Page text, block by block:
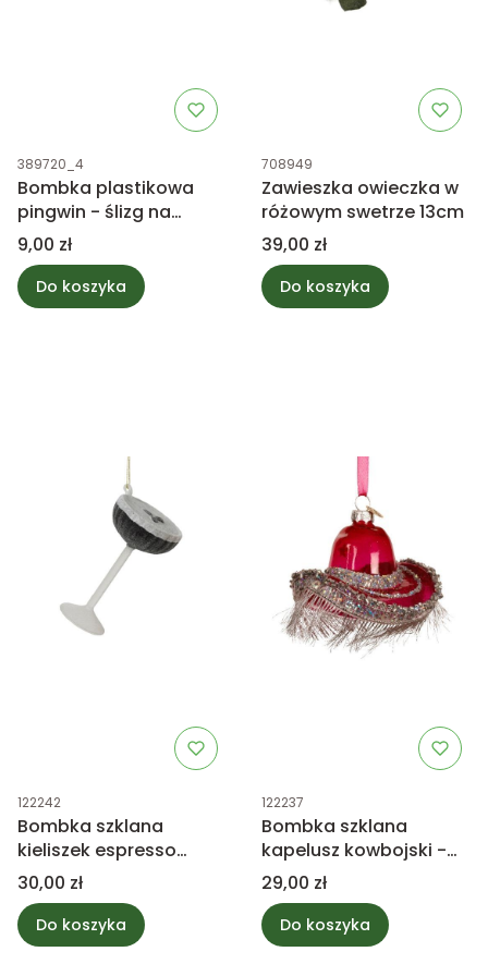
Kod produktu
389720_4
Bombka plastikowa
pingwin - ślizg na
brzuszku 8,6cm
Cena
9,00 zł
Do koszyka
Kod produktu
708949
Zawieszka owieczka w
różowym swetrze 13cm
Cena
39,00 zł
Do koszyka
Kod produktu
122242
Bombka szklana
kieliszek espresso
martini 11,5cm
Cena
30,00 zł
Do koszyka
Kod produktu
122237
Bombka szklana
kapelusz kowbojski -
różowy
Cena
29,00 zł
Do koszyka